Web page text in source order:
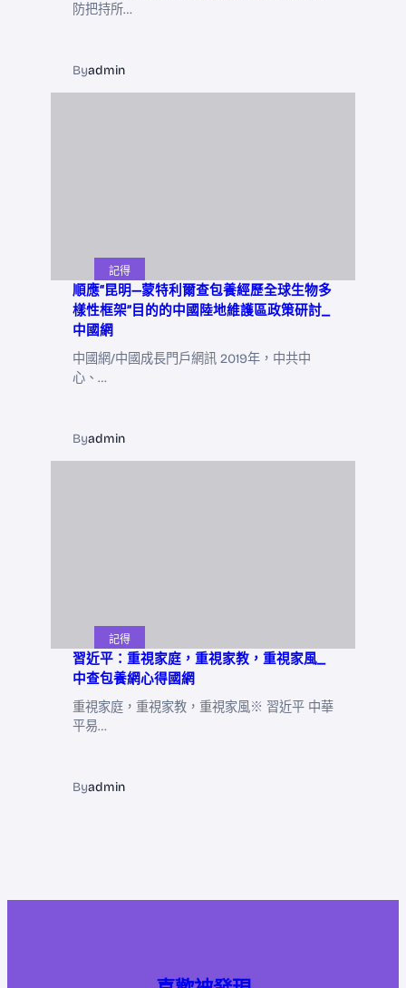
防把持所…
Byadmin
記得
順應“昆明—蒙特利爾查包養經歷全球生物多
樣性框架”目的的中國陸地維護區政策研討_
中國網
中國網/中國成長門戶網訊 2019年，中共中
心、…
Byadmin
記得
習近平：重視家庭，重視家教，重視家風_
中查包養網心得國網
重視家庭，重視家教，重視家風※ 習近平 中華
平易…
Byadmin